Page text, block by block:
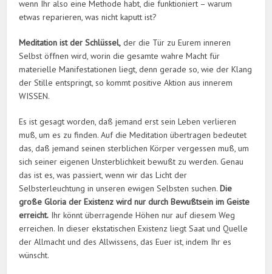
wenn Ihr also eine Methode habt, die funktioniert – warum
etwas reparieren, was nicht kaputt ist?
Meditation ist der Schlüssel, der die Tür zu Eurem inneren
Selbst öffnen wird, worin die gesamte wahre Macht für
materielle Manifestationen liegt, denn gerade so, wie der Klang
der Stille entspringt, so kommt positive Aktion aus innerem
WISSEN.
Es ist gesagt worden, daß jemand erst sein Leben verlieren
muß, um es zu finden. Auf die Meditation übertragen bedeutet
das, daß jemand seinen sterblichen Körper vergessen muß, um
sich seiner eigenen Unsterblichkeit bewußt zu werden. Genau
das ist es, was passiert, wenn wir das Licht der
Selbsterleuchtung in unseren ewigen Selbsten suchen.Die
große Gloria der Existenz wird nur durch Bewußtsein im Geiste
erreicht. Ihr könnt überragende Höhen nur auf diesem Weg
erreichen. In dieser ekstatischen Existenz liegt Saat und Quelle
der Allmacht und des Allwissens, das Euer ist, indem Ihr es
wünscht.